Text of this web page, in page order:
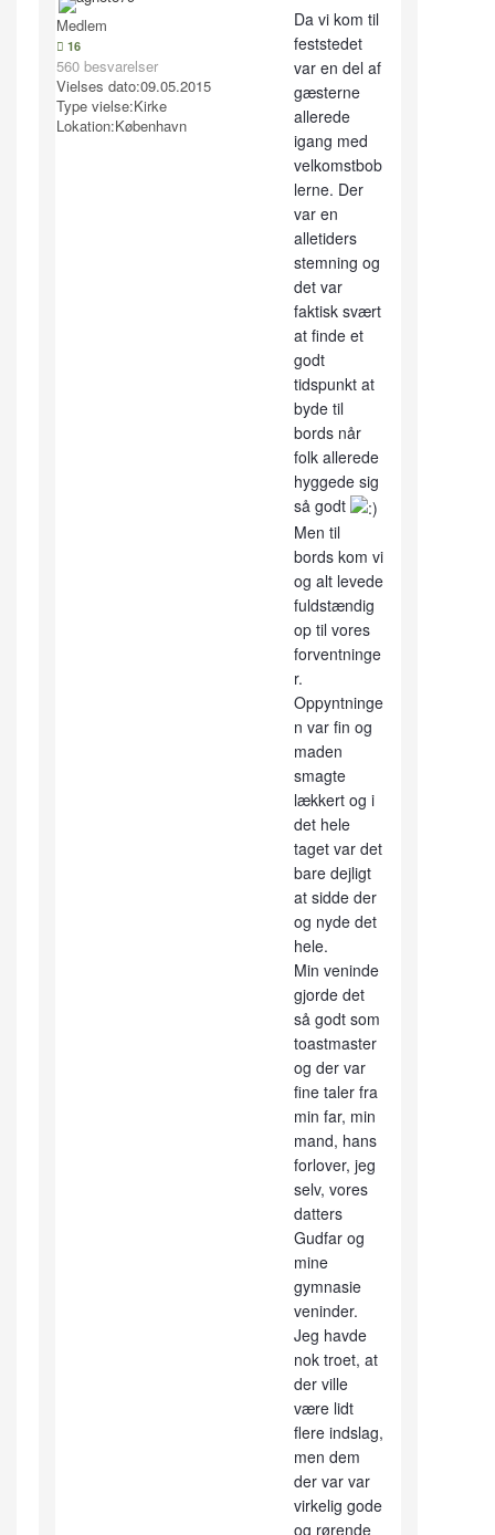
Medlem
16
560 besvarelser
Vielses dato:09.05.2015
Type vielse:Kirke
Lokation:København
Da vi kom til
feststedet
var en del af
gæsterne
allerede
igang med
velkomstbob
lerne. Der
var en
alletiders
stemning og
det var
faktisk svært
at finde et
godt
tidspunkt at
byde til
bords når
folk allerede
hyggede sig
så godt
Men til
bords kom vi
og alt levede
fuldstændig
op til vores
forventninge
r.
Oppyntninge
n var fin og
maden
smagte
lækkert og i
det hele
taget var det
bare dejligt
at sidde der
og nyde det
hele.
Min veninde
gjorde det
så godt som
toastmaster
og der var
fine taler fra
min far, min
mand, hans
forlover, jeg
selv, vores
datters
Gudfar og
mine
gymnasie
veninder.
Jeg havde
nok troet, at
der ville
være lidt
flere indslag,
men dem
der var var
virkelig gode
og rørende